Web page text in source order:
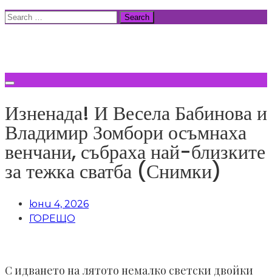
Skip
Search
Изненада! И Весела Бабинова и
Владимир Зомбори осъмнаха
венчани, събраха най-близките
за тежка сватба (Снимки)
юни 4, 2026
ГОРЕЩО
С идването на лятото немалко светски двойки